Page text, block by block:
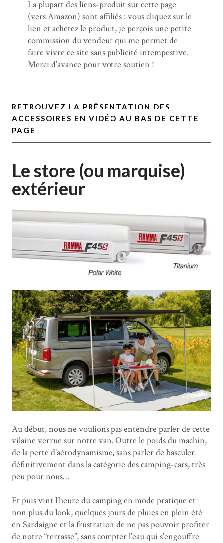
La plupart des liens-produit sur cette page
(vers Amazon) sont affiliés : vous cliquez sur le
lien et achetez le produit, je perçois une petite
commission du vendeur qui me permet de
faire vivre ce site sans publicité intempestive.
Merci d’avance pour votre soutien !
RETROUVEZ LA PRÉSENTATION DES
ACCESSOIRES EN VIDÉO AU BAS DE CETTE
PAGE
Le store (ou marquise)
extérieur
Au début, nous ne voulions pas entendre parler de cette
vilaine verrue sur notre van. Outre le poids du machin,
de la perte d’aérodynamisme, sans parler de basculer
définitivement dans la catégorie des camping-cars, très
peu pour nous…
Et puis vint l’heure du camping en mode pratique et
non plus du look, quelques jours de pluies en plein été
en Sardaigne et la frustration de ne pas pouvoir profiter
de notre “terrasse”, sans compter l’eau qui s’engouffre